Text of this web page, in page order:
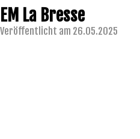
EM La Bresse
Veröffentlicht am 26.05.2025